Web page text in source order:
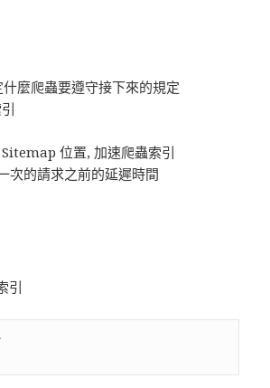
麼爬蟲要遵守接下來的規定
位置, 加速爬蟲索引
的請求之前的延遲時間
引